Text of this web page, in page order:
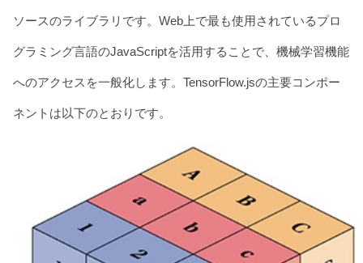
ソースのライブラリです。Web上で最も使用されているプロ
グラミング言語のJavaScriptを活用することで、機械学習機能
へのアクセスを一般化します。TensorFlow.jsの主要コンポー
ネントは以下のとおりです。